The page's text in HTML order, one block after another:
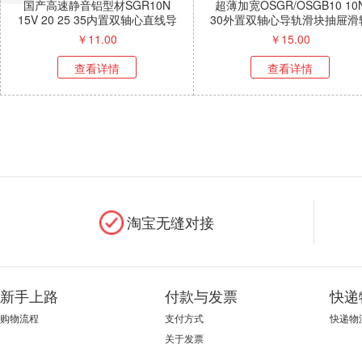
国产高速静音铝型材SGR10N
20 25 35内置双轴心直线导
轨滑块
11.00
查看详情
超薄加宽OSGR/OSGB10 10N
30外置双轴心导轨滑块抽屉滑轨
家具路轨
15.00
查看详情
淘宝无缝对接
新手上路
购物流程
付款与发票
支付方式
关于发票
快
快递物